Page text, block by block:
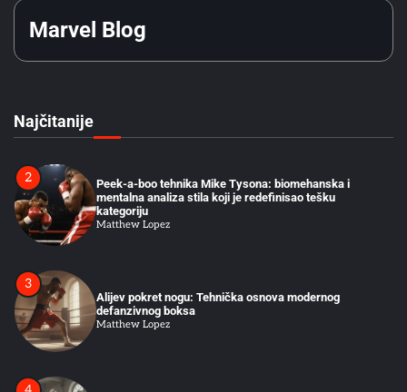
Marvel Blog
Najčitanije
1
2
mentalna analiza stila koji je redefinisao tešku
kategoriju
Matthew Lopez
3
defanzivnog boksa
Matthew Lopez
4